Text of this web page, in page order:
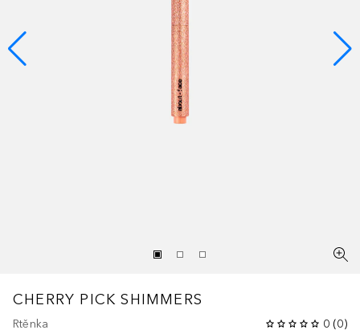
CHERRY PICK SHIMMERS
Rtěnka 0 (0)